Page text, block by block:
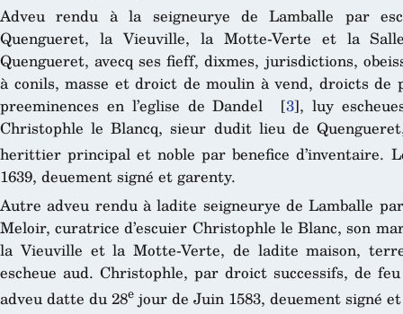
Adveu rendu à la seigneurye de Lamballe par
Quengueret, la Vieuville, la Motte-Verte et la
Quengueret, avecq ses fieff, dixmes, jurisdictions,
à conils, masse et droict de moulin à vend, droicts de
preeminences en l’eglise de Dandel
[3], luy
Christophle le Blancq, sieur dudit lieu de
herittier principal et noble par benefice d’inventaire.
1639, deuement signé et garenty.
Autre adveu rendu à ladite seigneurye de Lamballe
Meloir, curatrice d’escuier Christophle le Blanc, son
la Vieuville et la Motte-Verte, de ladite maison,
escheue aud. Christophle, par droict successifs, de
adveu datte du 28e jour de Juin 1583, deuement signé